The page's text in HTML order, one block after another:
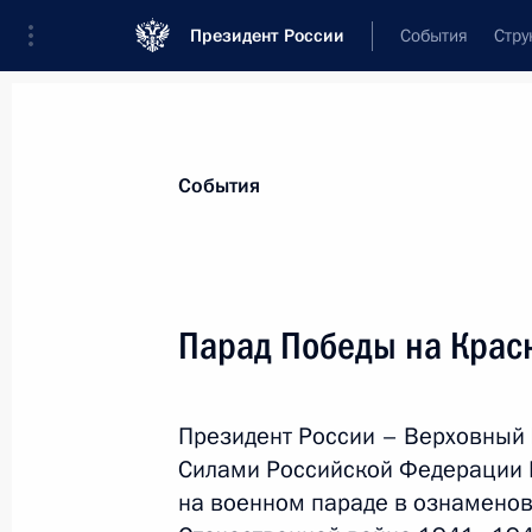
Президент России События
Лента событий
События
Парад Победы на
Президент России –
Силами Российской Федерации
на военном параде в